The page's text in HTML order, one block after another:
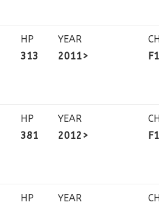
HP
313
YEAR
2011>
HP
381
YEAR
2012>
HP
YEAR